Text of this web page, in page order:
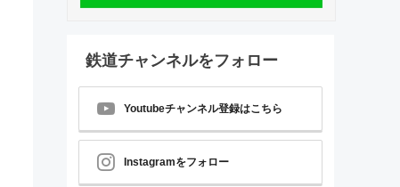
鉄道チャンネルをフォロー
Youtubeチャンネル登録はこちら
Instagramをフォロー